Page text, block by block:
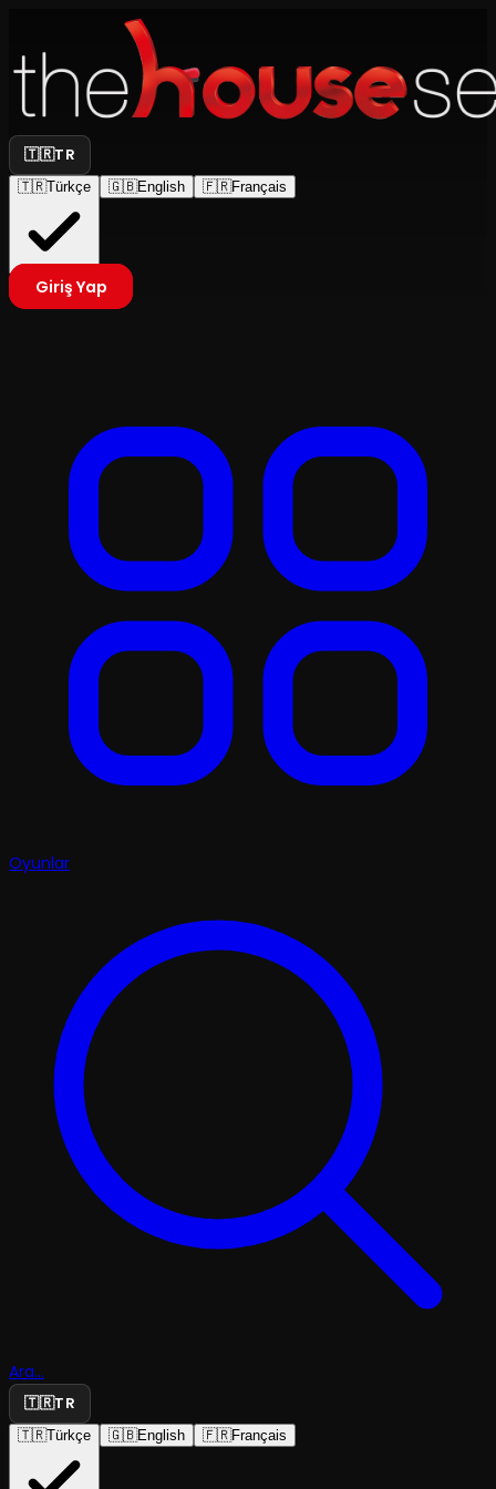
🇹🇷TR
🇹🇷Türkçe 🇬🇧English 🇫🇷Français
Giriş Yap
Oyunlar
Ara...
🇹🇷TR
🇹🇷Türkçe 🇬🇧English 🇫🇷Français